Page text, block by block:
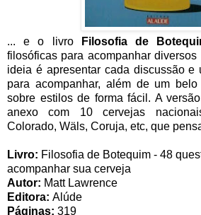
... e o livro Filosofia de
filosóficas para acompanhar
ideia é apresentar cada discussão e
para acompanhar, além de um
sobre estilos de forma fácil. A
anexo com 10 cervejas
Colorado, Wäls, Coruja, etc, que
Livro: Filosofia de Botequim - 48
acompanhar sua cerveja
Autor: Matt Lawrence
Editora: Alúde
Páginas: 319